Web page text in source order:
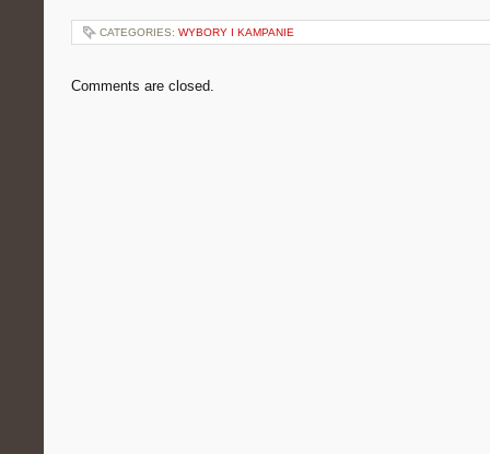
CATEGORIES: WYBORY I KAMPANIE
Comments are closed.